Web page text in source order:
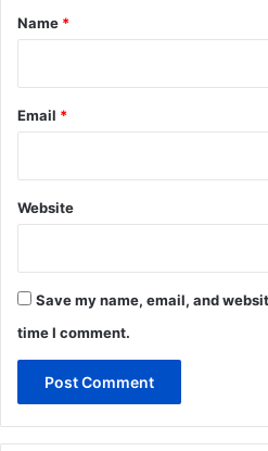
*
Name *
Email *
Website
Save my name, email, and
time I comment.